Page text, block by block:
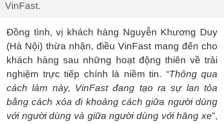
VinFast.
Đồng tình, vị khách hàng Nguyễn Khương Duy
(Hà Nội) thừa nhận, điều VinFast mang đến cho
khách hàng sau những hoạt động thiên về trải
nghiệm trực tiếp chính là niềm tin. “Thông qua
cách làm này, VinFast đang tạo ra sự lan tỏa
bằng cách xóa đi khoảng cách giữa người dùng
với người dùng và giữa người dùng với hãng xe”,